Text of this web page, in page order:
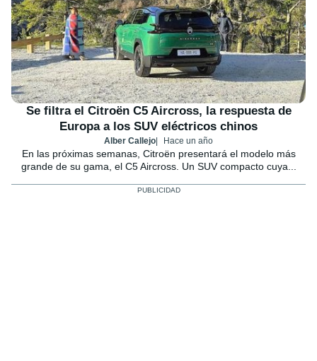
Se filtra el Citroën C5 Aircross, la respuesta de
Europa a los SUV eléctricos chinos
Alber Callejo Hace un año
En las próximas semanas, Citroën presentará el modelo más
grande de su gama, el C5 Aircross. Un SUV compacto cuya...